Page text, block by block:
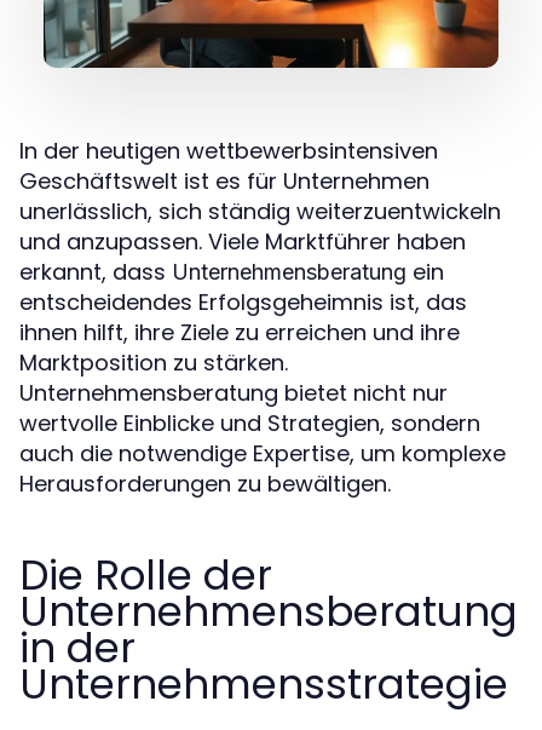
In der heutigen wettbewerbsintensiven
Geschäftswelt ist es für Unternehmen
unerlässlich, sich ständig weiterzuentwickeln
und anzupassen. Viele Marktführer haben
erkannt, dass Unternehmensberatung ein
entscheidendes Erfolgsgeheimnis ist, das
ihnen hilft, ihre Ziele zu erreichen und ihre
Marktposition zu stärken.
Unternehmensberatung bietet nicht nur
wertvolle Einblicke und Strategien, sondern
auch die notwendige Expertise, um komplexe
Herausforderungen zu bewältigen.
Die Rolle der
Unternehmensberatung
in der
Unternehmensstrategie